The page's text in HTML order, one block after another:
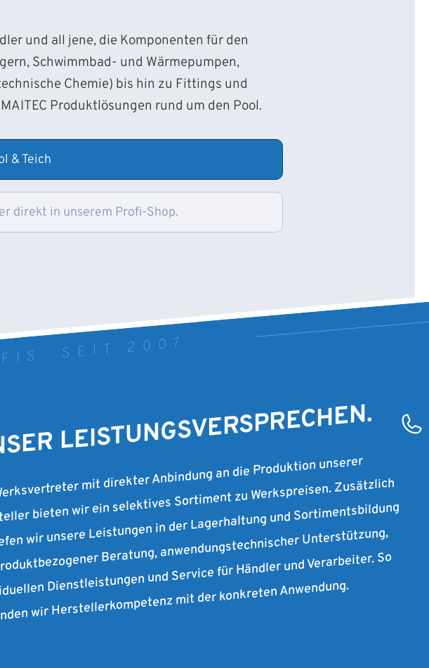
und all jene, die Komponenten für den
Schwimmbad- und Wärmepumpen,
Chemie) bis hin zu Fittings und
Produktlösungen rund um den Pool.
& Teich
direkt in unserem Profi-Shop.
SEIT 2007
LEISTUNGSVERSPRECHEN.
mit direkter Anbindung an die Produktion unserer
bieten wir ein selektives Sortiment zu Werkspreisen. Zusätzlich
wir unsere Leistungen in der Lagerhaltung und Sortimentsbildung
Beratung, anwendungstechnischer Unterstützung,
Dienstleistungen und Service für Händler und Verarbeiter. So
wir Herstellerkompetenz mit der konkreten Anwendung.